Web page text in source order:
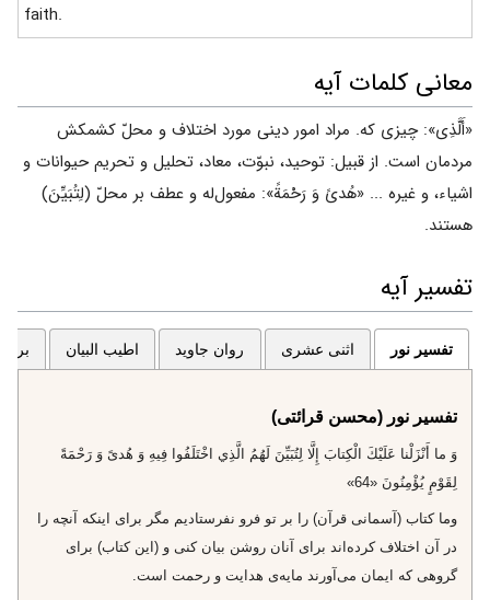
faith.
معانی کلمات آیه
«أَلَّذِی»: چیزی که. مراد امور دینی مورد اختلاف و محلّ کشمکش
مردمان است. از قبیل: توحید، نبوّت، معاد، تحلیل و تحریم حیوانات و
اشیاء، و غیره ... «هُدیً وَ رَحْمَةً»: مفعول‌له و عطف بر محلّ (لِتُبَیِّنَ)
هستند.
تفسیر آیه
تفسیر نور اثنی عشری روان جاوید اطیب البیان
تفسیر نور (محسن قرائتی)
وَ ما أَنْزَلْنا عَلَيْكَ الْكِتابَ إِلَّا لِتُبَيِّنَ لَهُمُ الَّذِي اخْتَلَفُوا فِيهِ وَ هُدىً وَ رَحْمَةً
لِقَوْمٍ يُؤْمِنُونَ «64»
وما كتاب (آسمانى قرآن) را بر تو فرو نفرستاديم مگر براى اينكه آنچه را
در آن اختلاف كرده‌اند براى آنان روشن بيان كنى و (اين كتاب) براى
گروهى كه ايمان مى‌آورند مايه‌ى هدايت و رحمت است.